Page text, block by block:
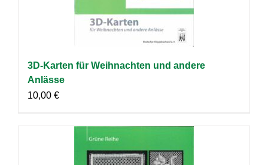
3D-Karten für Weihnachten und andere
Anlässe
10,00 €